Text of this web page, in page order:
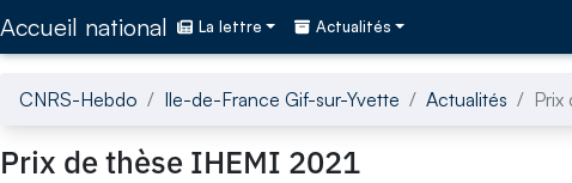
Accueil national La lettre Actualités
CNRS-Hebdo Ile-de-France Gif-sur-Yvette Actualités Prix
Prix de thèse IHEMI 2021